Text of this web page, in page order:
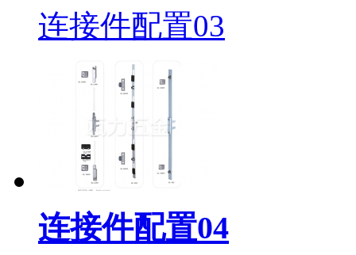
连接件配置03
连接件配置04